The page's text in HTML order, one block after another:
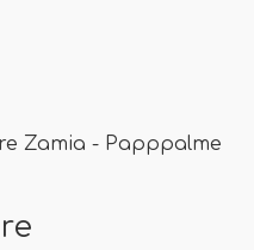
Zamia - Papppalme